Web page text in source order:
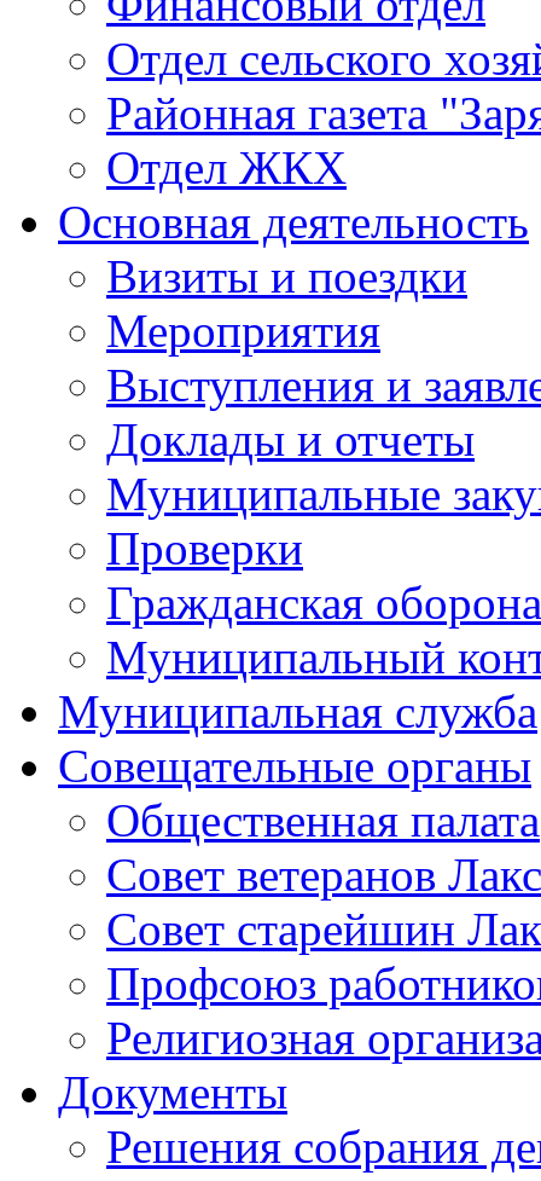
Отдел сельского
Районная газета
Отдел ЖКХ
Основная деятельность
Визиты и поездки
Мероприятия
Выступления и
Доклады и отчеты
Муниципальные
Проверки
Гражданская
Муниципальный
Муниципальная служба
Совещательные органы
Общественная палата
Совет ветеранов
Совет старейшин
Профсоюз
Религиозная
Документы
Решения собрания